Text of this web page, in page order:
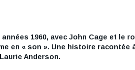
années 1960, avec John Cage et le
en « son ». Une histoire
Anderson.